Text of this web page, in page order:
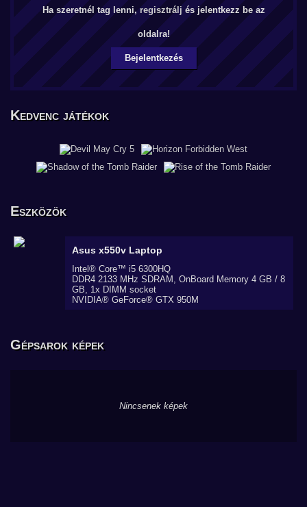
Ha szeretnél tag lenni, regisztrálj és jelentkezz be az
oldalra!
Bejelentkezés
Kedvenc játékok
Eszközök
Asus x550v Laptop
Intel® Core™ i5 6300HQ
DDR4 2133 MHz SDRAM, OnBoard Memory 4 GB / 8
GB, 1x DIMM socket
NVIDIA® GeForce® GTX 950M
Gépsarok képek
Nincsenek képek